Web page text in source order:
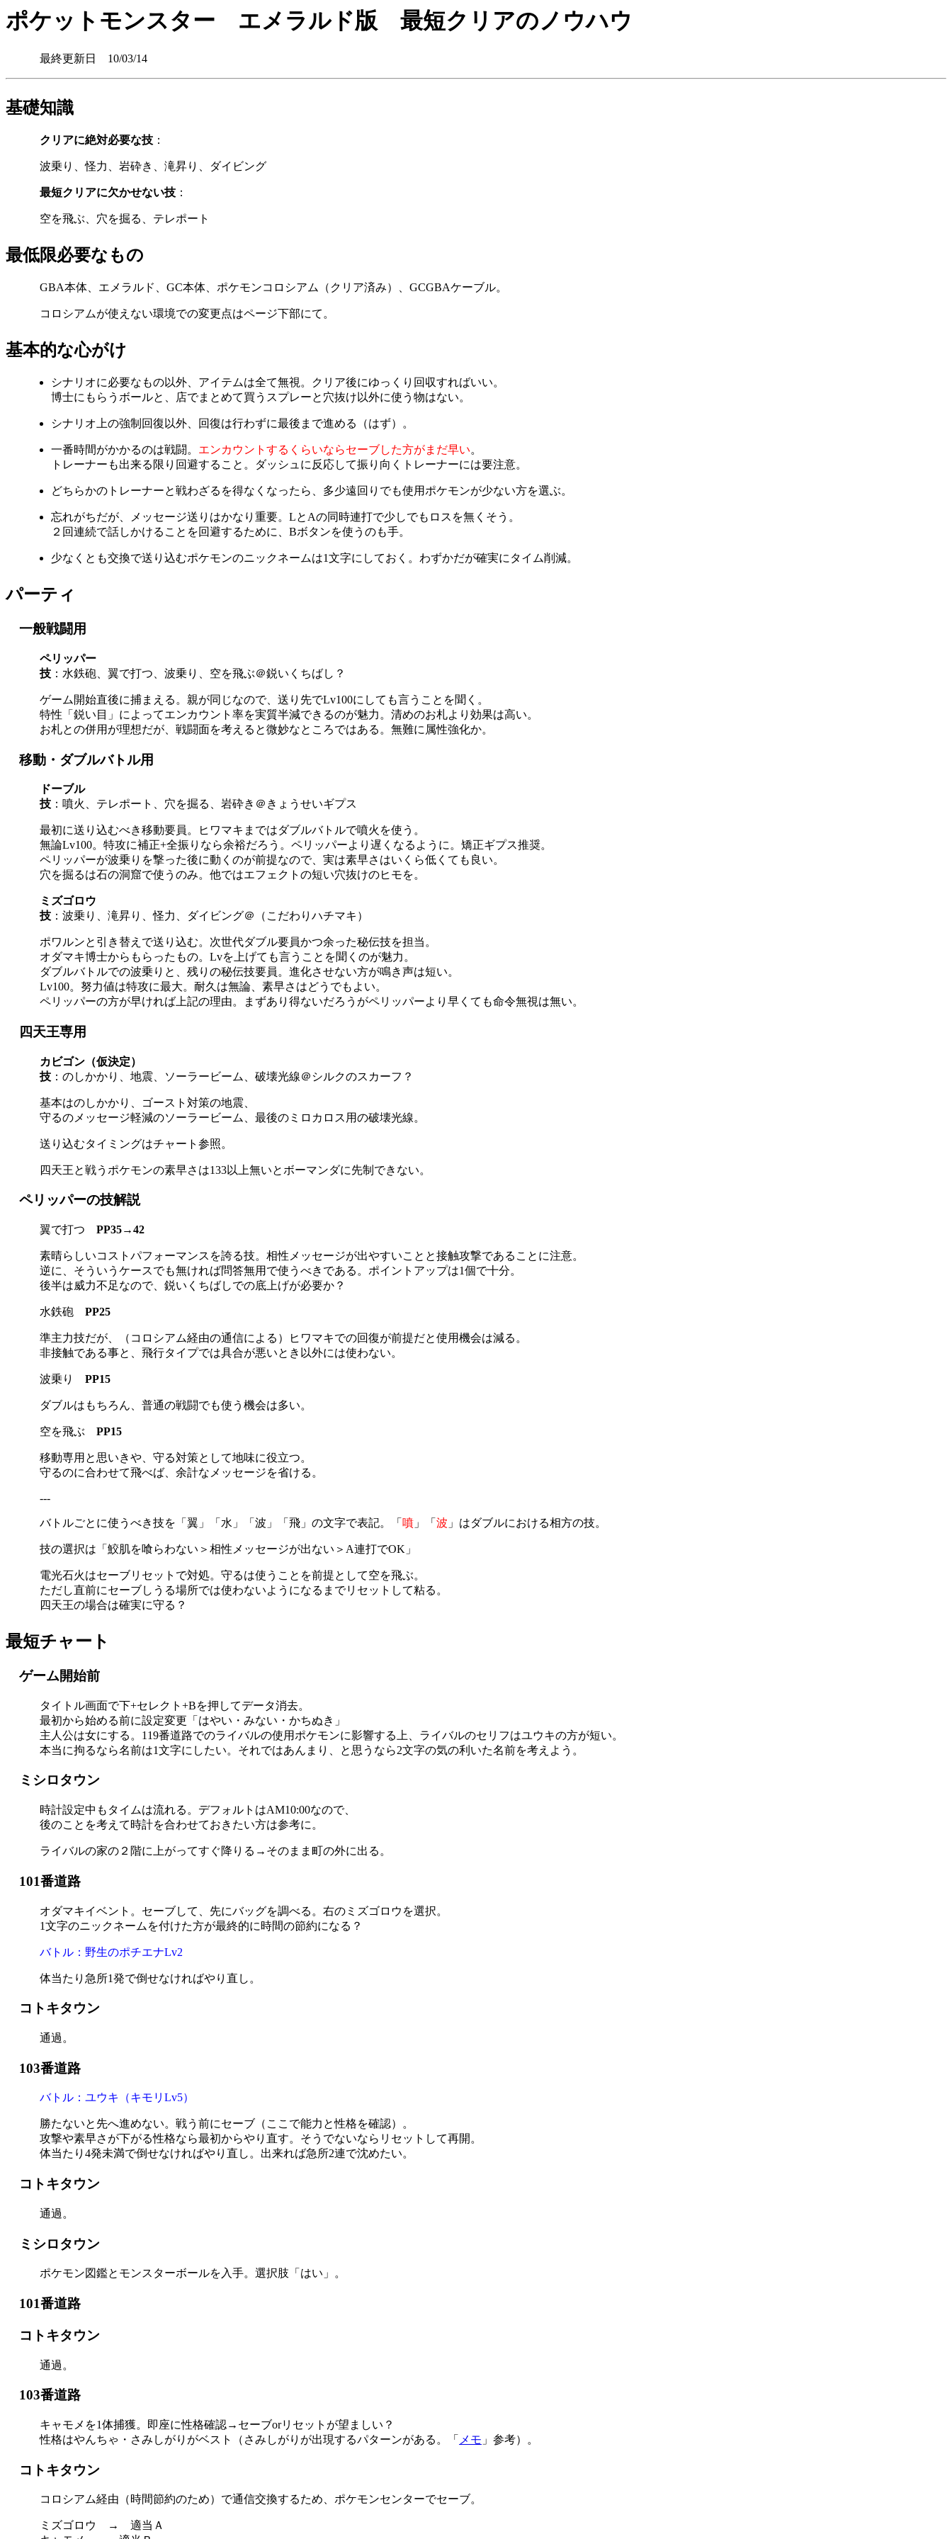
ポケットモンスター エメラルド版 最短クリアのノウハウ
最終更新日 10/03/14
基礎知識
クリアに絶対必要な技 ：
波乗り、怪力、岩砕き、滝昇り、ダイビング
最短クリアに欠かせない技 ：
空を飛ぶ、穴を掘る、テレポート
最低限必要なもの
GBA本体、エメラルド、GC本体、ポケモンコロシアム（クリア済み）、GCGBAケーブル。
コロシアムが使えない環境での変更点はページ下部にて。
基本的な心がけ
シナリオに必要なもの以外、アイテムは全て無視。クリア後にゆっくり回収すればいい。
博士にもらうボールと、店でまとめて買うスプレーと穴抜け以外に使う物はない。
シナリオ上の強制回復以外、回復は行わずに最後まで進める（はず）。
一番時間がかかるのは戦闘。 エンカウントするくらいならセーブした方がまだ早い。
トレーナーも出来る限り回避すること。ダッシュに反応して振り向くトレーナーには要注意。
どちらかのトレーナーと戦わざるを得なくなったら、多少遠回りでも使用ポケモンが少ない方を選ぶ。
忘れがちだが、メッセージ送りはかなり重要。LとAの同時連打で少しでもロスを無くそう。
２回連続で話しかけることを回避するために、Bボタンを使うのも手。
少なくとも交換で送り込むポケモンのニックネームは1文字にしておく。わずかだが確実にタイム削減。
パーティ
一般戦闘用
ペリッパー
技 ：水鉄砲、翼で打つ、波乗り、空を飛ぶ＠鋭いくちばし？
ゲーム開始直後に捕まえる。親が同じなので、送り先でLv100にしても言うことを聞く。
特性「鋭い目」によってエンカウント率を実質半減できるのが魅力。清めのお札より効果は高い。
お札との併用が理想だが、戦闘面を考えると微妙なところではある。無難に属性強化か。
移動・ダブルバトル用
ドーブル
技 ：噴火、テレポート、穴を掘る、岩砕き＠きょうせいギプス
最初に送り込むべき移動要員。ヒワマキまではダブルバトルで噴火を使う。
無論Lv100。特攻に補正+全振りなら余裕だろう。ペリッパーより遅くなるように。矯正ギプス推奨。
ペリッパーが波乗りを撃った後に動くのが前提なので、実は素早さはいくら低くても良い。
穴を掘るは石の洞窟で使うのみ。他ではエフェクトの短い穴抜けのヒモを。
ミズゴロウ
技 ：波乗り、滝昇り、怪力、ダイビング＠（こだわりハチマキ）
ポワルンと引き替えで送り込む。次世代ダブル要員かつ余った秘伝技を担当。
オダマキ博士からもらったもの。Lvを上げても言うことを聞くのが魅力。
ダブルバトルでの波乗りと、残りの秘伝技要員。進化させない方が鳴き声は短い。
Lv100。努力値は特攻に最大。耐久は無論、素早さはどうでもよい。
ペリッパーの方が早ければ上記の理由。まずあり得ないだろうがペリッパーより早くても命令無視は無い。
四天王専用
カビゴン（仮決定）
技 ：のしかかり、地震、ソーラービーム、破壊光線＠シルクのスカーフ？
基本はのしかかり、ゴースト対策の地震、
守るのメッセージ軽減のソーラービーム、最後のミロカロス用の破壊光線。
送り込むタイミングはチャート参照。
四天王と戦うポケモンの素早さは133以上無いとボーマンダに先制できない。
ペリッパーの技解説
翼で打つ PP35→42
素晴らしいコストパフォーマンスを誇る技。相性メッセージが出やすいことと接触攻撃であることに注意。
逆に、そういうケースでも無ければ問答無用で使うべきである。ポイントアップは1個で十分。
後半は威力不足なので、鋭いくちばしでの底上げが必要か？
水鉄砲 PP25
準主力技だが、（コロシアム経由の通信による）ヒワマキでの回復が前提だと使用機会は減る。
非接触である事と、飛行タイプでは具合が悪いとき以外には使わない。
波乗り PP15
ダブルはもちろん、普通の戦闘でも使う機会は多い。
空を飛ぶ PP15
移動専用と思いきや、守る対策として地味に役立つ。
守るのに合わせて飛べば、余計なメッセージを省ける。
---
バトルごとに使うべき技を「翼」「水」「波」「飛」の文字で表記。「 噴 」「 波 」はダブルにおける相方の技。
技の選択は「鮫肌を喰らわない＞相性メッセージが出ない＞A連打でOK」
電光石火はセーブリセットで対処。守るは使うことを前提として空を飛ぶ。
ただし直前にセーブしうる場所では使わないようになるまでリセットして粘る。
四天王の場合は確実に守る？
最短チャート
ゲーム開始前
タイトル画面で下+セレクト+Bを押してデータ消去。
最初から始める前に設定変更「はやい・みない・かちぬき」
主人公は女にする。119番道路でのライバルの使用ポケモンに影響する上、ライバルのセリフはユウキの方が短い。
本当に拘るなら名前は1文字にしたい。それではあんまり、と思うなら2文字の気の利いた名前を考えよう。
ミシロタウン
時計設定中もタイムは流れる。デフォルトはAM10:00なので、
後のことを考えて時計を合わせておきたい方は参考に。
ライバルの家の２階に上がってすぐ降りる→そのまま町の外に出る。
101番道路
オダマキイベント。セーブして、先にバッグを調べる。右のミズゴロウを選択。
1文字のニックネームを付けた方が最終的に時間の節約になる？
バトル：野生のポチエナLv2
体当たり急所1発で倒せなければやり直し。
コトキタウン
通過。
103番道路
バトル：ユウキ（キモリLv5）
勝たないと先へ進めない。戦う前にセーブ（ここで能力と性格を確認）。
攻撃や素早さが下がる性格なら最初からやり直す。そうでないならリセットして再開。
体当たり4発未満で倒せなければやり直し。出来れば急所2連で沈めたい。
コトキタウン
通過。
ミシロタウン
ポケモン図鑑とモンスターボールを入手。選択肢「はい」。
101番道路
コトキタウン
通過。
103番道路
キャモメを1体捕獲。即座に性格確認→セーブorリセットが望ましい？
性格はやんちゃ・さみしがりがベスト（さみしがりが出現するパターンがある。「 メモ 」参考）。
コトキタウン
コロシアム経由（時間節約のため）で通信交換するため、ポケモンセンターでセーブ。
ミズゴロウ → 適当Ａ